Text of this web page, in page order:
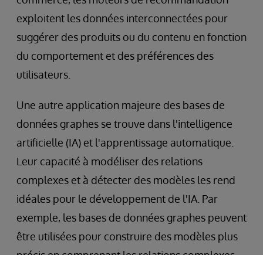
exploitent les données interconnectées pour
suggérer des produits ou du contenu en fonction
du comportement et des préférences des
utilisateurs.
Une autre application majeure des bases de
données graphes se trouve dans l'intelligence
artificielle (IA) et l'apprentissage automatique.
Leur capacité à modéliser des relations
complexes et à détecter des modèles les rend
idéales pour le développement de l'IA. Par
exemple, les bases de données graphes peuvent
être utilisées pour construire des modèles plus